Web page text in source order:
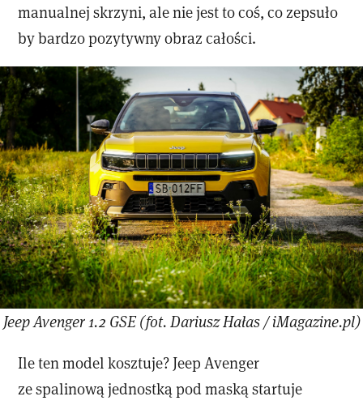
manualnej skrzyni, ale nie jest to coś, co zepsuło
by bardzo pozytywny obraz całości.
Jeep Avenger 1.2 GSE (fot. Dariusz Hałas / iMagazine.pl)
Ile ten model kosztuje? Jeep Avenger
ze spalinową jednostką pod maską startuje